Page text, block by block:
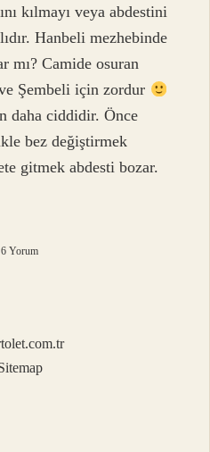
kılmayı veya abdestini
Hanbeli mezhebinde
mı? Camide osuran
Şembeli için zordur
daha ciddidir. Önce
bez değiştirmek
gitmek abdesti bozar.
6 Yorum